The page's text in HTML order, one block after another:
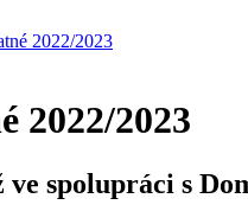
2022/2023
2022/2023
spolupráci s